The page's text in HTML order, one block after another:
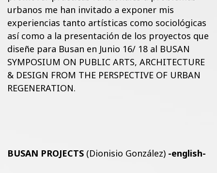
urbanos me han invitado a exponer mis
experiencias tanto artísticas como sociológicas
así como a la presentación de los proyectos que
diseñe para Busan en Junio 16/ 18 al BUSAN
SYMPOSIUM ON PUBLIC ARTS, ARCHITECTURE
& DESIGN FROM THE PERSPECTIVE OF URBAN
REGENERATION.
BUSAN PROJECTS (Dionisio González) -english-